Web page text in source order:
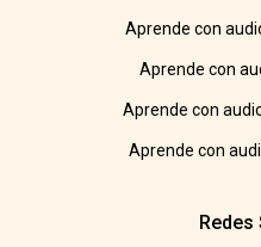
Aprende con
Aprende con
Aprende con
Aprende con